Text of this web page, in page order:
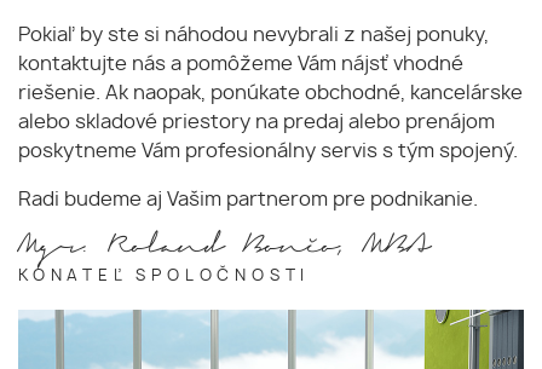
Pokiaľ by ste si náhodou nevybrali z našej ponuky,
kontaktujte nás a pomôžeme Vám nájsť vhodné
riešenie. Ak naopak, ponúkate obchodné, kancelárske
alebo skladové priestory na predaj alebo prenájom
poskytneme Vám profesionálny servis s tým spojený.
Radi budeme aj Vašim partnerom pre podnikanie.
Mgr. Roland Bončo, MBA
KONATEĽ SPOLOČNOSTI